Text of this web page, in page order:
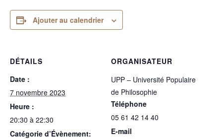
Ajouter au calendrier
DÉTAILS
Date :
7 novembre 2023
Heure :
20:30 à 22:30
Catégorie d’Évènement:
ORGANISATEUR
UPP – Université Populaire
de Philosophie
Téléphone
05 61 42 14 40
E-mail